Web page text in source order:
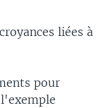
liées à
pour